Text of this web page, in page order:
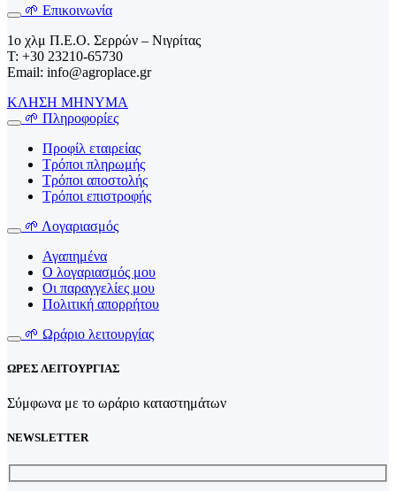
🌱 Επικοινωνία
1o χλμ Π.Ε.Ο. Σερρών – Νιγρίτας
T: +30 23210-65730
Email: info@agroplace.gr
ΚΛΗΣΗ ΜΗΝΥΜΑ
🌱 Πληροφορίες
Προφίλ εταιρείας
Τρόποι πληρωμής
Τρόποι αποστολής
Τρόποι επιστροφής
🌱 Λογαριασμός
Αγαπημένα
Ο λογαριασμός μου
Οι παραγγελίες μου
Πολιτική απορρήτου
🌱 Ωράριο λειτουργίας
ΩΡΕΣ ΛΕΙΤΟΥΡΓΙΑΣ
Σύμφωνα με το ωράριο καταστημάτων
NEWSLETTER